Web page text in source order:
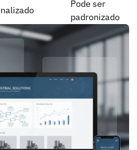
Pode ser
padronizado